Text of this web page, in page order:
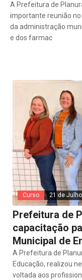
A Prefeitura de
importante reunião
da administração
e dos farmac
Curso 21 de
Prefeitura de
capacitação
Municipal de
A Prefeitura de
Educação, realizou
voltada aos